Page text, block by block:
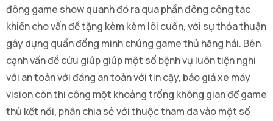
đông game show quanh đó ra qua phần đông công tác
khiến cho vấn đề tặng kèm kèm lôi cuốn, với sự thỏa thuận
gây dựng quần đồng minh chúng game thủ hăng hái. Bên
cạnh vấn đề cứu giúp giúp một số bệnh vụ luôn tiện nghi
với an toàn với đáng an toàn với tin cậy, báo giá xe máy
vision còn thi công một khoảng trống không gian để game
thủ kết nối, phân chia sẻ với thuộc tham da vào một số